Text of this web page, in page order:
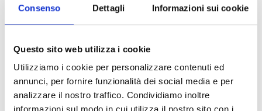
Consenso Dettagli Informazioni sui cookie
Questo sito web utilizza i cookie
Utilizziamo i cookie per personalizzare contenuti ed
annunci, per fornire funzionalità dei social media e per
analizzare il nostro traffico. Condividiamo inoltre